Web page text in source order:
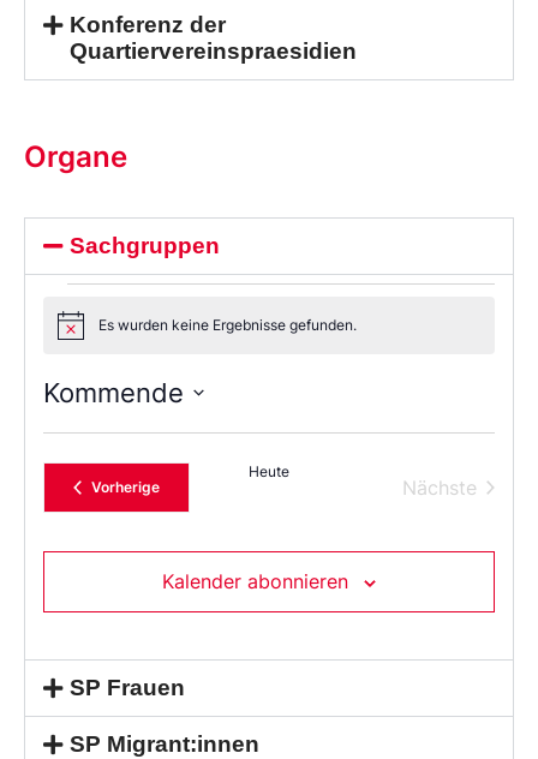
Konferenz der
Quartiervereinspraesidien
Organe
Sachgruppen
NoticeEs wurden keine Ergebnisse gefunden.
Kommende
Sie
das
Datum
aus.
VorherigeVeranstaltungen
Heute
Nächste
Kalender abonnieren
SP Frauen
SP Migrant:innen